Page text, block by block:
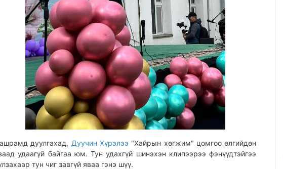
дуулгахад, Дуучин Хүрэлээ "Хайрын хөгжим" цомгоо өлгийдөн
удаагүй байгаа юм. Тун удахгүй шинэхэн клипээрээ фэнүүдтэйгээ
тун чиг завгүй яваа гэнэ шүү.